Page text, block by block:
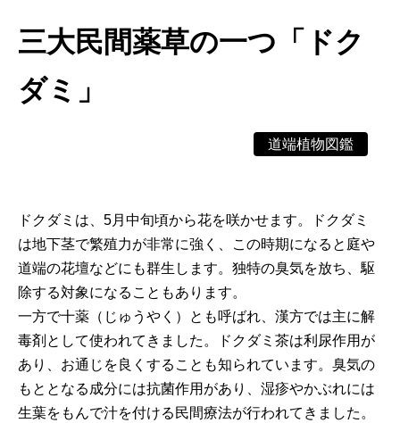
三大民間薬草の一つ「ドク
ダミ」
道端植物図鑑
ドクダミは、5月中旬頃から花を咲かせます。ドクダミ
は地下茎で繁殖力が非常に強く、この時期になると庭や
道端の花壇などにも群生します。独特の臭気を放ち、駆
除する対象になることもあります。
一方で十薬（じゅうやく）とも呼ばれ、漢方では主に解
毒剤として使われてきました。ドクダミ茶は利尿作用が
あり、お通じを良くすることも知られています。臭気の
もととなる成分には抗菌作用があり、湿疹やかぶれには
生葉をもんで汁を付ける民間療法が行われてきました。